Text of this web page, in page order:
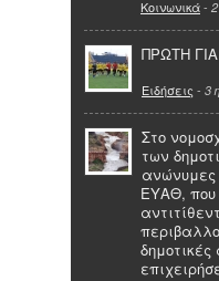
Κοινωνικά-
ΠΡΩΤΗ
Ειδήσεις - 3
Στο
των
ανώνυμες
ΕΥΑΘ, που
δημοτικές